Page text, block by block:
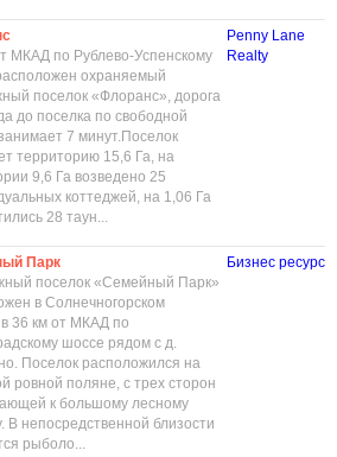
МКАД по Рублево-Успенскому
охраняемый
поселок «Флоранс», дорога
до поселка по свободной
7 минут.Поселок
территорию 15,6 Га, на
9,6 Га возведено 25
коттеджей, на 1,06 Га
28 таун...
Penny Lane
Realty
Парк
поселок «Семейный Парк»
в Солнечногорском
36 км от МКАД по
шоссе рядом с д.
Поселок расположился на
ровной поляне, с трех сторон
к большому лесному
В непосредственной близости
рыболо...
Бизнес ресурс